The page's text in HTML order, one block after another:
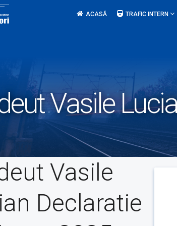
ACASĂ TRAFIC INTERN
Vasile
Vasile
Declaratie